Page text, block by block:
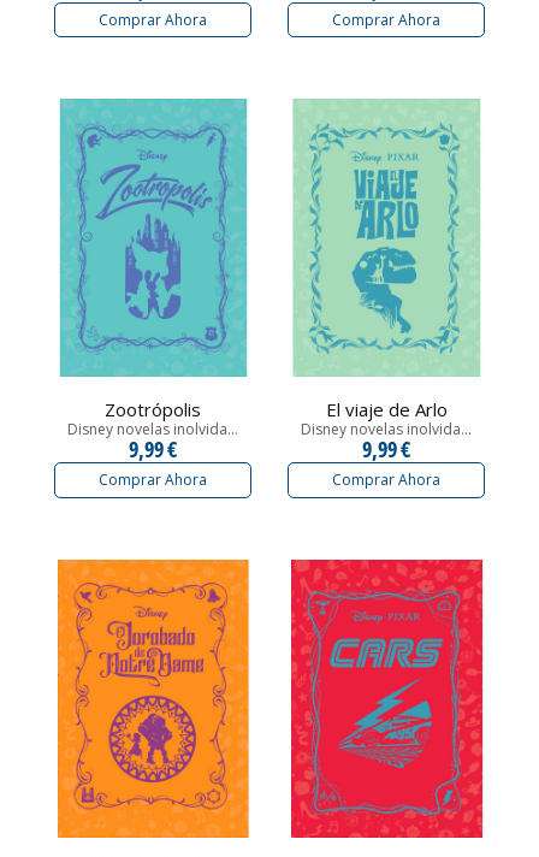
Comprar Ahora Comprar Ahora
Zootrópolis
Disney novelas inolvida...
9,99 €
Comprar Ahora
El viaje de Arlo
Disney novelas inolvida...
9,99 €
Comprar Ahora